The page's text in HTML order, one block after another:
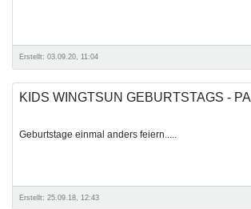
Erstellt: 03.09.20, 11:04
KIDS WINGTSUN GEBURTSTAGS -
Geburtstage einmal anders feiern.....
Erstellt: 25.09.18, 12:43